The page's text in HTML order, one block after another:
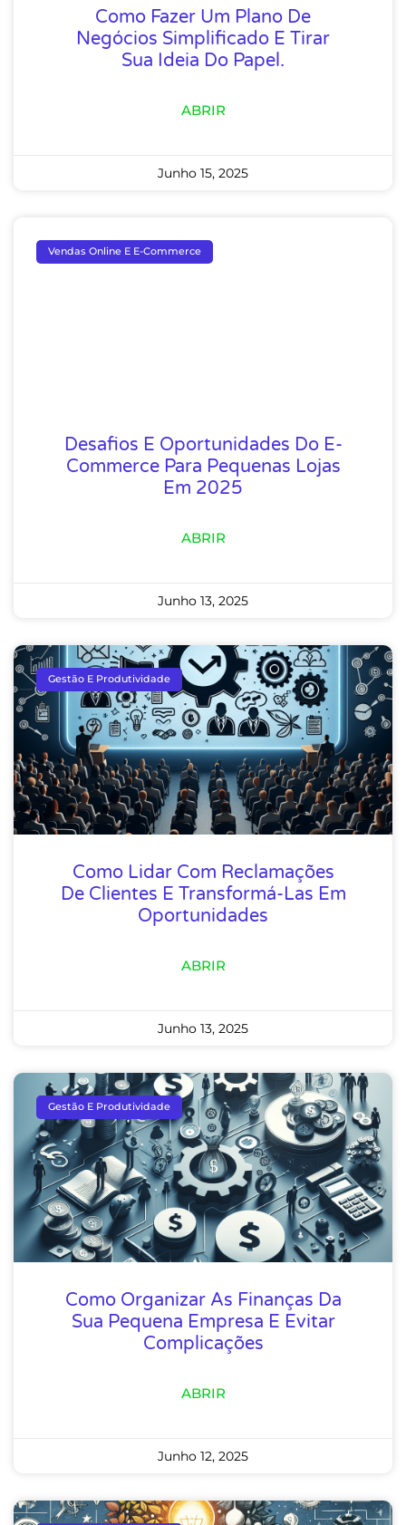
Como Fazer Um Plano De
Negócios Simplificado E Tirar
Sua Ideia Do Papel.
ABRIR
Junho 15, 2025
Vendas Online E E-Commerce
Desafios E Oportunidades Do E-
Commerce Para Pequenas Lojas
Em 2025
ABRIR
Junho 13, 2025
Gestão E Produtividade
Como Lidar Com Reclamações
De Clientes E Transformá-Las Em
Oportunidades
ABRIR
Junho 13, 2025
Gestão E Produtividade
Como Organizar As Finanças Da
Sua Pequena Empresa E Evitar
Complicações
ABRIR
Junho 12, 2025